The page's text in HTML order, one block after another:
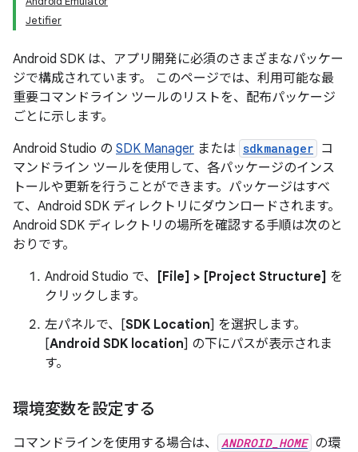
Jetifier
Android SDK は、アプリ開発に必須のさまざまなパッケー
ジで構成されています。 このページでは、利用可能な最
重要コマンドライン ツールのリストを、配布パッケージ
ごとに示します。
Android Studio の SDK Manager または sdkmanager コ
マンドライン ツールを使用して、各パッケージのインス
トールや更新を行うことができます。パッケージはすべ
て、Android SDK ディレクトリにダウンロードされます。
Android SDK ディレクトリの場所を確認する手順は次のと
おりです。
Android Studio で、
[File] > [Project Structure] を
クリックします。
左パネルで、[SDK Location] を選択します。
[Android SDK location] の下にパスが表示されま
す。
環境変数を設定する
コマンドラインを使用する場合は、 ANDROID_HOME の環